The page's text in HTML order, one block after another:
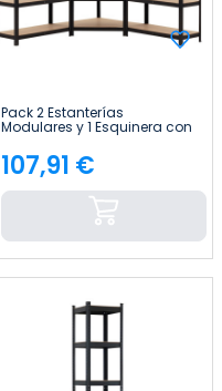
Pack 2 Estanterías
Modulares y 1 Esquinera con
5 baldas 2625kg
136x40x180cm Thinia Home
Precio
107,91 €